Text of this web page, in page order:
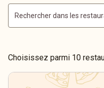
Choisissez parmi 10